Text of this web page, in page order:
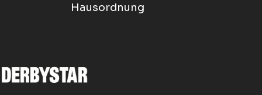
Hausordnung